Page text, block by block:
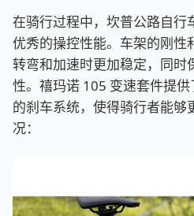
在骑行过程中，坎普公路自行
优秀的操控性能。车架的刚性
转弯和加速时更加稳定，同时
性。禧玛诺 105 变速套件提
的刹车系统，使得骑行者能够
况：